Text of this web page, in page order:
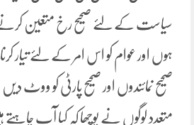
سیاست کے لئے صحیح رخ متعین کرنے
ہوں اور عوام کو اس امر کے لئے تیار
صحیح نمائندوں اور صحیح پارٹی کو ووٹ
متعدد لوگوں نے پوچھا کہ کیا آپ چاہتے